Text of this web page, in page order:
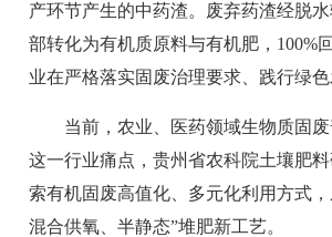
产环节产生的中药渣。废弃药渣经脱
部转化为有机质原料与有机肥，100%
业在严格落实固废治理要求、践行绿
当前，农业、医药领域生物质固
这一行业痛点，贵州省农科院土壤肥
索有机固废高值化、多元化利用方式
混合供氧、半静态”堆肥新工艺。